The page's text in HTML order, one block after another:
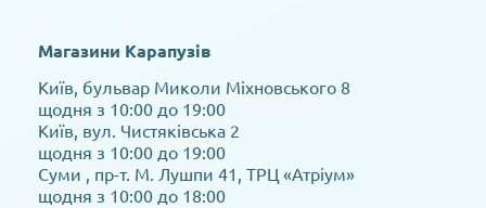
Магазини Карапузів
Київ, бульвар Миколи Міхновського 8
щодня з 10:00 до 19:00
Київ, вул. Чистяківська 2
щодня з 10:00 до 19:00
Суми , пр-т. М. Лушпи 41, ТРЦ «Атріум»
щодня з 10:00 до 18:00